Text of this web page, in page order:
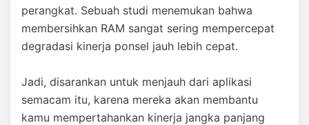
perangkat. Sebuah studi menemukan bahwa
membersihkan RAM sangat sering mempercepat
degradasi kinerja ponsel jauh lebih cepat.
Jadi, disarankan untuk menjauh dari aplikasi
semacam itu, karena mereka akan membantu
kamu mempertahankan kinerja jangka panjang